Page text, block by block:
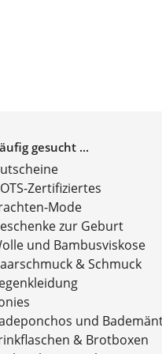
gesucht ...
Zertifiziertes
Mode
zur Geburt
und Bambusviskose
& Schmuck
und
& Brotboxen